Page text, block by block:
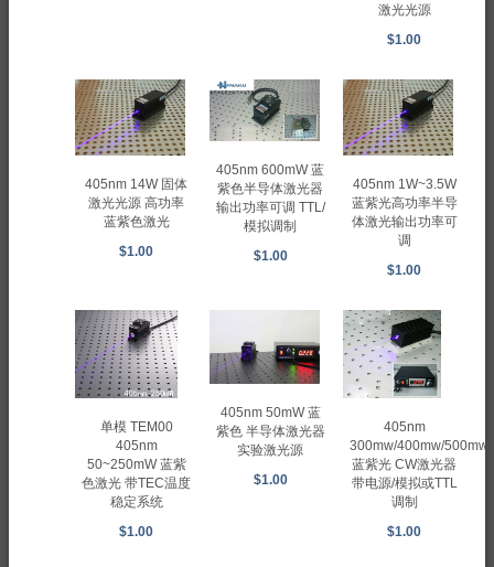
激光光源
$1.00
405nm 14W 固体
激光光源 高功率
蓝紫色激光
$1.00
405nm 600mW 蓝
紫色半导体激光器
输出功率可调 TTL/
模拟调制
$1.00
405nm 1W~3.5W
蓝紫光高功率半导
体激光输出功率可
调
$1.00
单模 TEM00
405nm
50~250mW 蓝紫
色激光 带TEC温度
稳定系统
$1.00
405nm 50mW 蓝
紫色 半导体激光器
实验激光源
$1.00
405nm
300mw/400mw/500mw
蓝紫光 CW激光器
带电源/模拟或TTL
调制
$1.00